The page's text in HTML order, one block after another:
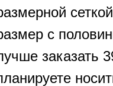
с
заказать